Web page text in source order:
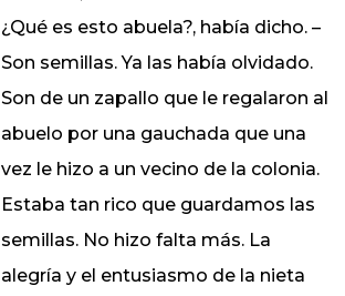
¿Qué es esto abuela?, había dicho. –
Son semillas. Ya las había olvidado.
Son de un zapallo que le regalaron al
abuelo por una gauchada que una
vez le hizo a un vecino de la colonia.
Estaba tan rico que guardamos las
semillas. No hizo falta más. La
alegría y el entusiasmo de la nieta